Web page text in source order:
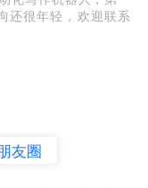
还很年轻，欢迎联系
友圈